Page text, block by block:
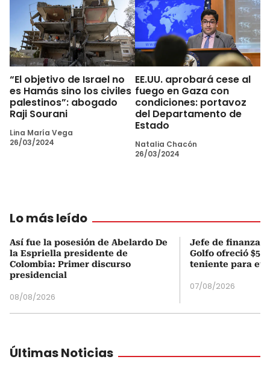
“El objetivo de Israel no
es Hamás sino los civiles
palestinos”: abogado
Raji Sourani
Lina María Vega
26/03/2024
EE.UU. aprobará cese al
fuego en Gaza con
condiciones: portavoz
del Departamento de
Estado
Natalia Chacón
26/03/2024
Lo más leído
Así fue la posesión de Abelardo De
la Espriella presidente de
Colombia: Primer discurso
presidencial
08/08/2026
Jefe de finanzas
Golfo ofreció
teniente para
07/08/2026
Últimas Noticias